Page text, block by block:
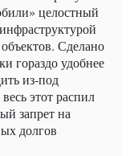
целостный
Сделано
гораздо удобнее
из-под
этот распил
запрет на
долгов